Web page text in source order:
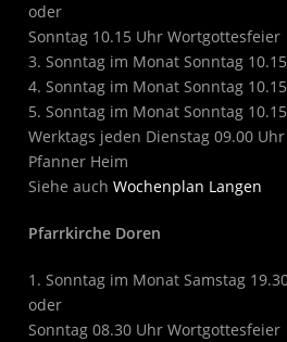
oder
Sonntag 10.15 Uhr Wortgottesfeier
3. Sonntag im Monat Sonntag
4. Sonntag im Monat Sonntag
5. Sonntag im Monat Sonntag
Werktags jeden Dienstag 09.00
Pfanner Heim
Siehe auchWochenplan Langen
Pfarrkirche Doren
1. Sonntag im Monat Samstag
oder
Sonntag 08.30 Uhr Wortgottesfeier